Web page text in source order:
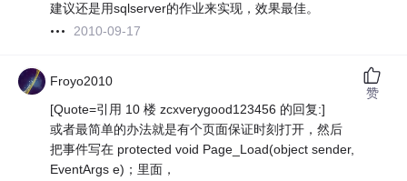
建议还是用sqlserver的作业来实现，效果最佳。
2010-09-17
Froyo2010
[Quote=引用 10 楼 zcxverygood123456 的回复:]
或者最简单的办法就是有个页面保证时刻打开，然后
把事件写在 protected void Page_Load(object sender,
EventArgs e)；里面，
赞